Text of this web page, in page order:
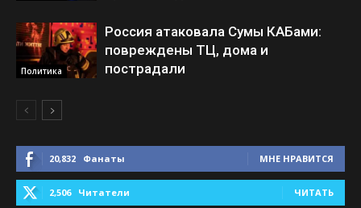
Политика
Россия атаковала Сумы КАБами:
повреждены ТЦ, дома и
пострадали
20,832 Фанаты МНЕ НРАВИТСЯ
2,506 Читатели ЧИТАТЬ